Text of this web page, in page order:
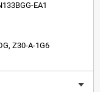
EA1
Z30-A-1G6